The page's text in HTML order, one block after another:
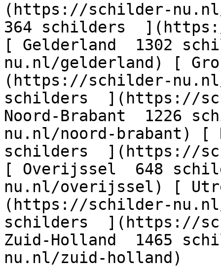
(https://schilder-
364 schilders
[ Gelderland  1302
nu.nl/gelderland) [
(https://schilder-
schilders  ](https://
Noord-Brabant  1226
nu.nl/noord-brabant) [
schilders  ](https://
[ Overijssel  648
nu.nl/overijssel) [
(https://schilder-
schilders  ](https://
Zuid-Holland  1465
nu.nl/zuid-holland)